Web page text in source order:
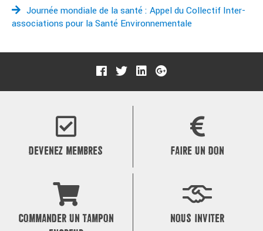
Journée mondiale de la santé : Appel du Collectif Inter-
associations pour la Santé Environnementale
DEVENEZ MEMBRES FAIRE UN DON
COMMANDER UN TAMPON
NOUS INVITER